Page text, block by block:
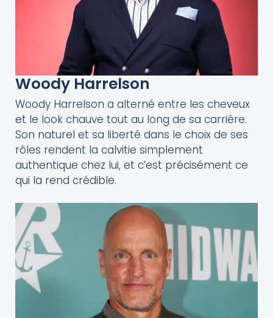
Woody Harrelson
Woody Harrelson a alterné entre les cheveux
et le look chauve tout au long de sa carrière.
Son naturel et sa liberté dans le choix de ses
rôles rendent la calvitie simplement
authentique chez lui, et c’est précisément ce
qui la rend crédible.